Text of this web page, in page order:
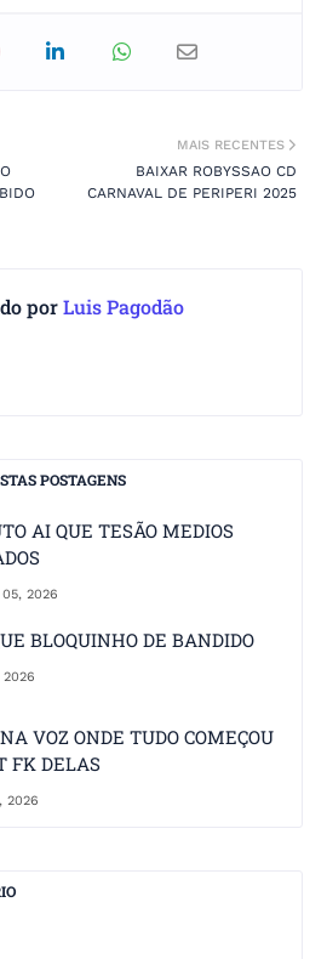
MAIS RECENTES
BAIXAR ROBYSSAO CD
CARNAVAL DE PERIPERI 2025
porLuis Pagodão
POSTAGENS
AI QUE TESÃO MEDIOS
2026
BLOQUINHO DE BANDIDO
2026
VOZ ONDE TUDO COMEÇOU
FK DELAS
2026